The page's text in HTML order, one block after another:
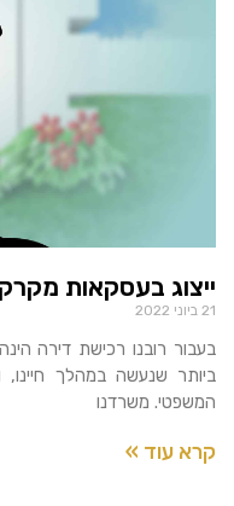
ייצוג בעסקאות
21 ביוני 2022
בעבור רובנו רכישת דירה
ביותר שנעשה במהלך חיינו,
המשפטי. משרדנו
קרא עוד »